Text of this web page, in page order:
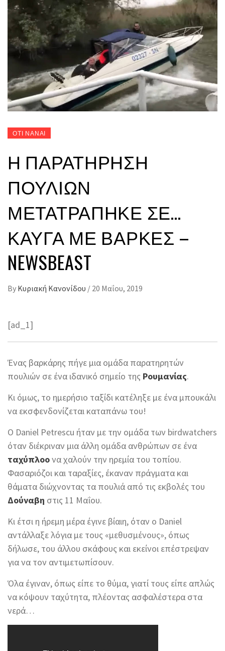
ΟΤΙ ΝΑΝΑΙ
Η ΠΑΡΑΤΉΡΗΣΗ
ΠΟΥΛΙΏΝ
ΜΕΤΑΤΡΆΠΗΚΕ ΣΕ…
ΚΑΥΓΆ ΜΕ ΒΆΡΚΕΣ –
NEWSBEAST
By Κυριακή Κανονίδου / 20 Μαΐου, 2019
[ad_1]
Ένας βαρκάρης πήγε μια ομάδα παρατηρητών
πουλιών σε ένα ιδανικό σημείο της Ρουμανίας.
Κι όμως, το ημερήσιο ταξίδι κατέληξε με ένα μπουκάλι
να εκσφενδονίζεται καταπάνω του!
Ο Daniel Petrescu ήταν με την ομάδα των birdwatchers
όταν διέκριναν μια άλλη ομάδα ανθρώπων σε ένα
ταχύπλοονα χαλούν την ηρεμία του τοπίου.
Φασαριόζοι και ταραξίες, έκαναν πράγματα και
θάματα διώχνοντας τα πουλιά από τις εκβολές του
Δούναβη στις 11 Μαΐου.
Κι έτσι η ήρεμη μέρα έγινε βίαιη, όταν ο Daniel
αντάλλαξε λόγια με τους «μεθυσμένους», όπως
δήλωσε, του άλλου σκάφους και εκείνοι επέστρεψαν
για να τον αντιμετωπίσουν.
Όλα έγιναν, όπως είπε το θύμα, γιατί τους είπε απλώς
να κόψουν ταχύτητα, πλέοντας ασφαλέστερα στα
νερά…